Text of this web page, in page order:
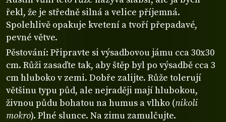
řekl, že je středně silná a velice příjemná.
Spolehlivě opakuje kvetení a tvoří přepadavé,
pevné větve.
Pěstování: Připravte si výsadbovou jámu cca 30x30
cm. Růži zasaďte tak, aby štěp byl po výsadbě cca 3
cm hluboko v zemi. Dobře zalijte. Růže tolerují
většinu typu půd, ale nejraději mají hlubokou,
živnou půdu bohatou na humus a vlhko (nikoli
mokro). Plné slunce. Na zimu zamulčujte.